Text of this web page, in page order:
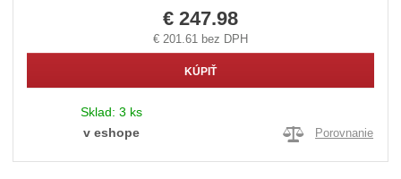
€ 247.98
€ 201.61 bez DPH
KÚPIŤ
Sklad: 3 ks
v eshope
Porovnanie